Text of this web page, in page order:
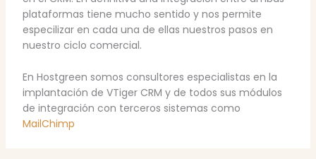
plataformas tiene mucho sentido y nos permite
especilizar en cada una de ellas nuestros pasos en
nuestro ciclo comercial.
En Hostgreen somos consultores especialistas en la
implantación de VTiger CRM y de todos sus módulos
de integración con terceros sistemas como
MailChimp